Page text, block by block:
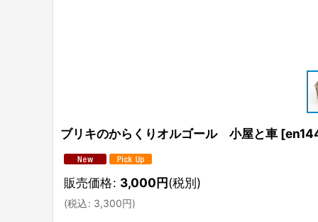
ブリキのからくりオルゴール 小屋と車 [
販売価格: 3,000円(税別)
(税込: 3,300円)